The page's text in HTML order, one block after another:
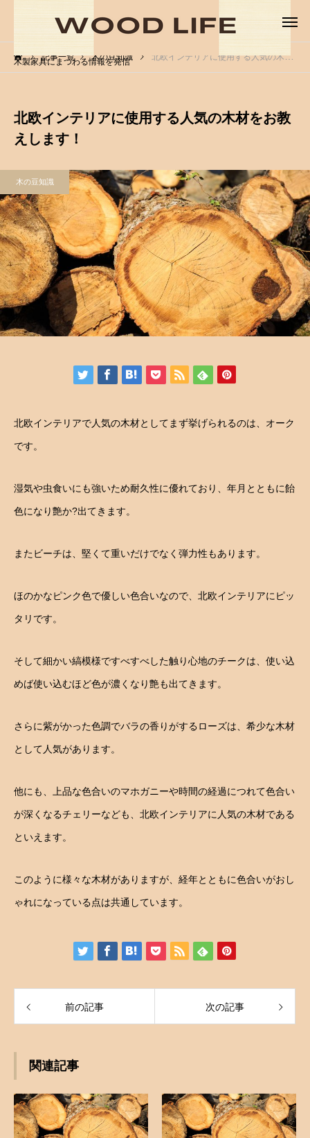
木製家具にまつわる情報を発信
記事一覧 木の豆知識 北欧インテリアに使用する人気の木材をお教えします！
北欧インテリアに使用する人気の木材をお教
えします！
木の豆知識
北欧インテリアで人気の木材としてまず挙げられるのは、オーク
です。
湿気や虫食いにも強いため耐久性に優れており、年月とともに飴
色になり艶か?出てきます。
またビーチは、堅くて重いだけでなく弾力性もあります。
ほのかなピンク色で優しい色合いなので、北欧インテリアにピッ
タリです。
そして細かい縞模様ですべすべした触り心地のチークは、使い込
めば使い込むほど色が濃くなり艶も出てきます。
さらに紫がかった色調でバラの香りがするローズは、希少な木材
として人気があります。
他にも、上品な色合いのマホガニーや時間の経過につれて色合い
が深くなるチェリーなども、北欧インテリアに人気の木材である
といえます。
このように様々な木材がありますが、経年とともに色合いがおし
ゃれになっている点は共通しています。
前の記事 次の記事
関連記事